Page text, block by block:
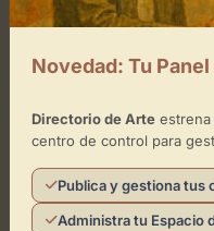
Cómo llegar
La
−
Novedad: Tu
Directorio de Arteestrena
centro de control para
Publica y gestiona tus
Administra tu Espacio